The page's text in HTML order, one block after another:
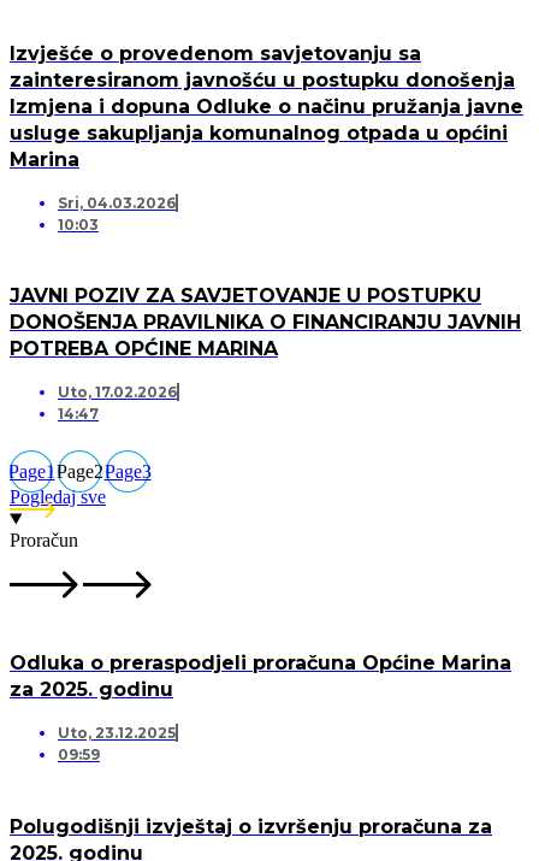
Izvješće o provedenom savjetovanju sa
zainteresiranom javnošću u postupku donošenja
Izmjena i dopuna Odluke o načinu pružanja javne
usluge sakupljanja komunalnog otpada u općini
Marina
Sri, 04.03.2026
10:03
JAVNI POZIV ZA SAVJETOVANJE U POSTUPKU
DONOŠENJA PRAVILNIKA O FINANCIRANJU JAVNIH
POTREBA OPĆINE MARINA
Uto, 17.02.2026
14:47
Page1Page2Page3
Pogledaj sve
Proračun
Odluka o preraspodjeli proračuna Općine Marina
za 2025. godinu
Uto, 23.12.2025
09:59
Polugodišnji izvještaj o izvršenju proračuna za
2025. godinu